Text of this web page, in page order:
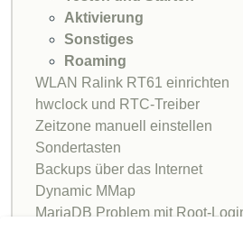
Aktivierung
Sonstiges
Roaming
WLAN Ralink RT61 einrichten
hwclock und RTC-Treiber
Zeitzone manuell einstellen
Sondertasten
Backups über das Internet
Dynamic MMap
MariaDB Problem mit Root-